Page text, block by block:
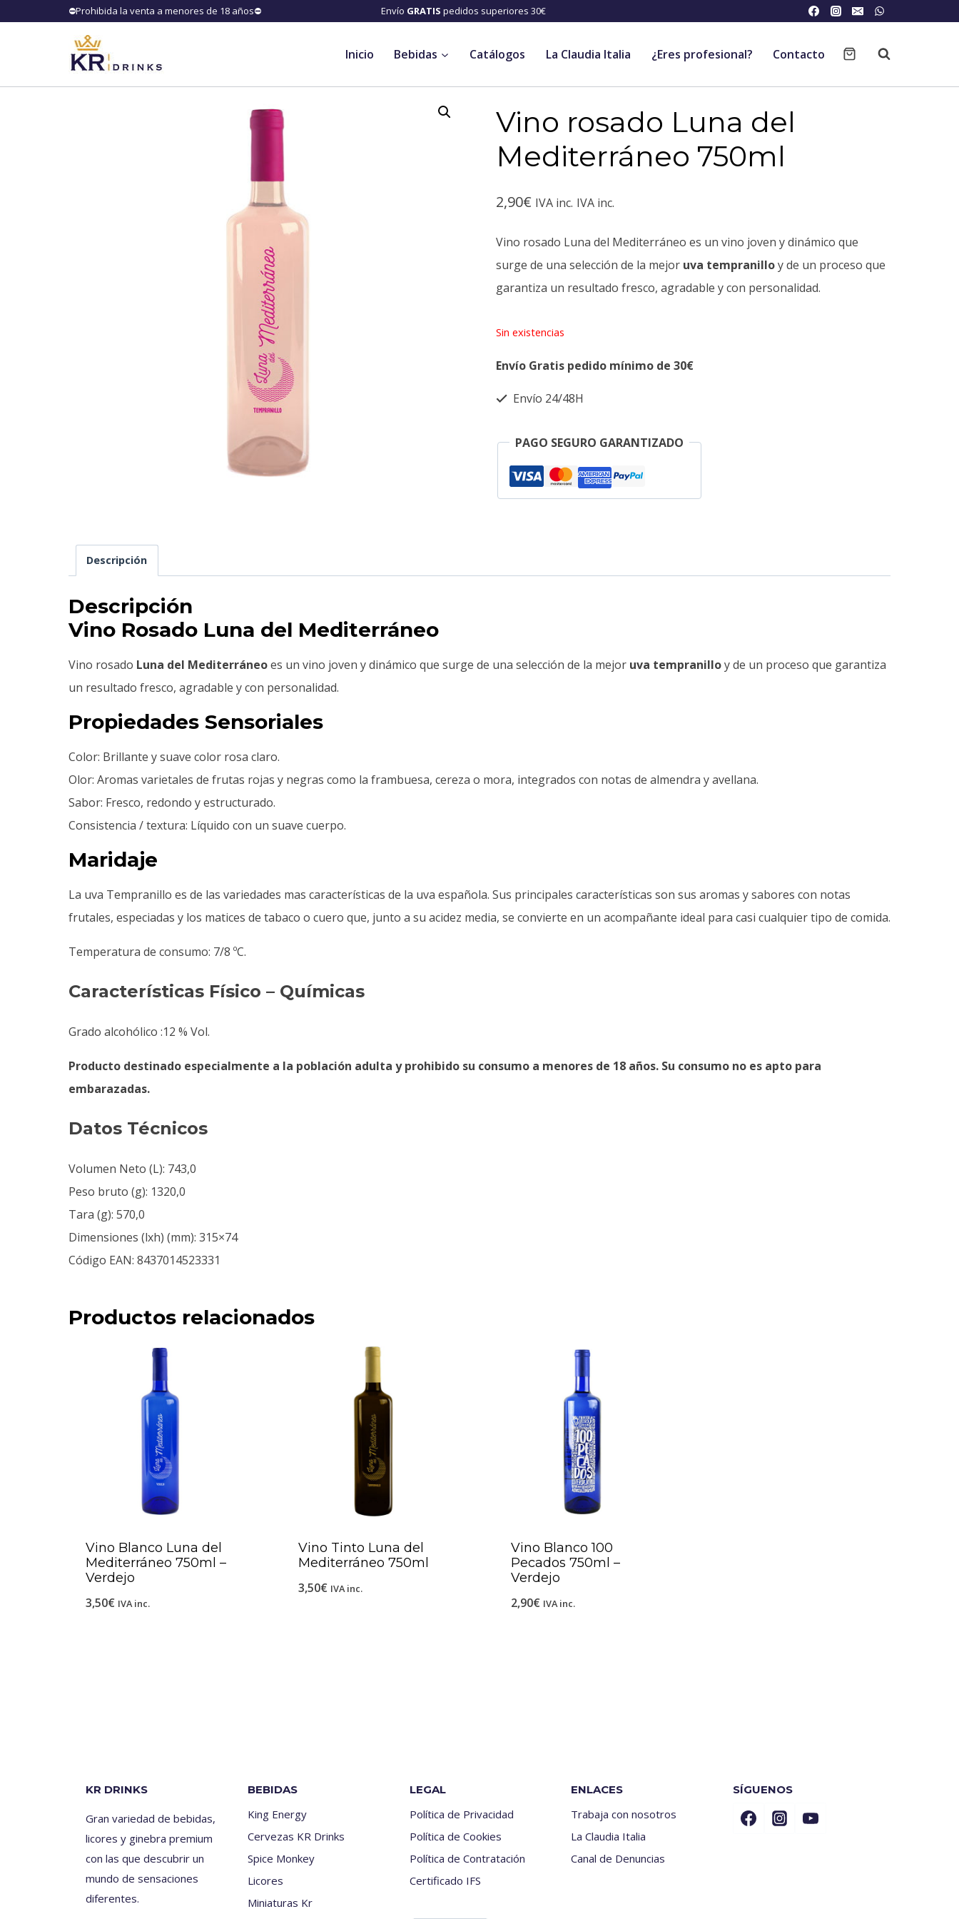
⛔️Prohibida la venta a menores de 18 años⛔️ Envío GRATIS pedidos superiores 30€
Inicio Bebidas Catálogos La Claudia Italia ¿Eres profesional? Contacto
Vino rosado Luna del
Mediterráneo 750ml
2,90€ IVA inc. IVA inc.
Vino rosado Luna del Mediterráneo es un vino joven y dinámico que
surge de una selección de la mejor uva tempranilloy de un proceso que
garantiza un resultado fresco, agradable y con personalidad.
Sin existencias
Envío Gratis pedido mínimo de 30€
Envío 24/48H
PAGO SEGURO GARANTIZADO
Descripción
Descripción
Vino Rosado Luna del Mediterráneo
Vino rosado Luna del Mediterráneoes un vino joven y dinámico que surge de una selección de la mejor uva tempranilloy de un proceso que garantiza
un resultado fresco, agradable y con personalidad.
Propiedades Sensoriales
Color: Brillante y suave color rosa claro.
Olor: Aromas varietales de frutas rojas y negras como la frambuesa, cereza o mora, integrados con notas de almendra y avellana.
Sabor: Fresco, redondo y estructurado.
Consistencia / textura: Líquido con un suave cuerpo.
Maridaje
La uva Tempranillo es de las variedades mas características de la uva española. Sus principales características son sus aromas y sabores con notas
frutales, especiadas y los matices de tabaco o cuero que, junto a su acidez media, se convierte en un acompañante ideal para casi cualquier tipo de comida.
Temperatura de consumo: 7/8 ºC.
Características Físico – Químicas
Grado alcohólico :12 % Vol.
Producto destinado especialmente a la población adulta y prohibido su consumo a menores de 18 años. Su consumo no es apto para
embarazadas.
Datos Técnicos
Volumen Neto (L): 743,0
Peso bruto (g): 1320,0
Tara (g): 570,0
Dimensiones (lxh) (mm): 315×74
Código EAN: 8437014523331
Productos relacionados
Vino Blanco Luna del
Mediterráneo 750ml –
Verdejo
3,50€ IVA inc.
Vino Tinto Luna del
Mediterráneo 750ml
3,50€ IVA inc.
Vino Blanco 100
Pecados 750ml –
Verdejo
2,90€ IVA inc.
KR DRINKS
Gran variedad de bebidas,
licores y ginebra premium
con las que descubrir un
mundo de sensaciones
diferentes.
BEBIDAS
King Energy
Cervezas KR Drinks
Spice Monkey
Licores
Miniaturas Kr
LEGAL
Política de Privacidad
Política de Cookies
Política de Contratación
Certificado IFS
ENLACES
Trabaja con nosotros
La Claudia Italia
Canal de Denuncias
SÍGUENOS